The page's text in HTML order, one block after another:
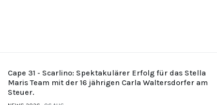
Cape 31 - Scarlino: Spektakulärer Erfolg für das Stella
Maris Team mit der 16 jährigen Carla Waltersdorfer am
Steuer.